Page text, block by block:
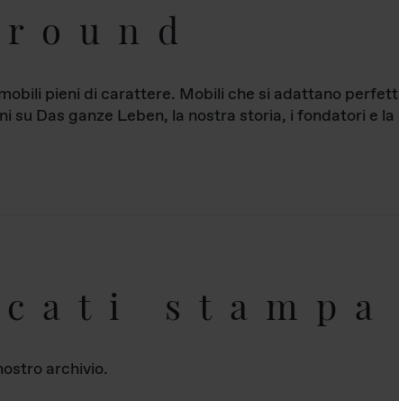
pieni di carattere. Mobili che si adattano
su Das ganze Leben, la nostra storia, i fondatori e
stampa
archivio.